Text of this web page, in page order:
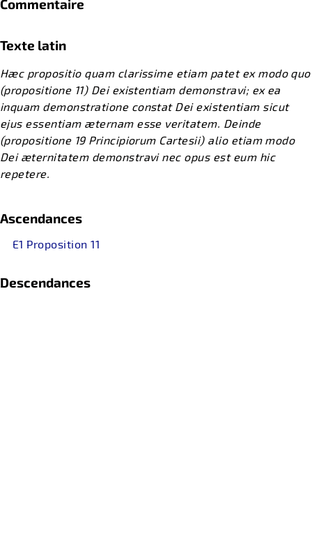
Commentaire
Texte latin
Hæc propositio quam clarissime etiam patet ex modo quo
(propositione 11) Dei existentiam demonstravi; ex ea
inquam demonstratione constat Dei existentiam sicut
ejus essentiam æternam esse veritatem. Deinde
(propositione 19 Principiorum Cartesii) alio etiam modo
Dei æternitatem demonstravi nec opus est eum hic
repetere. ​
Ascendances
E1 Proposition 11
Descendances